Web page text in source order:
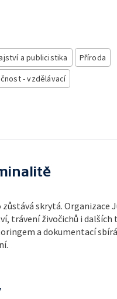
a publicistika
Příroda
- vzdělávací
skrytá. Organizace
trávení živočichů i dalších
a dokumentací